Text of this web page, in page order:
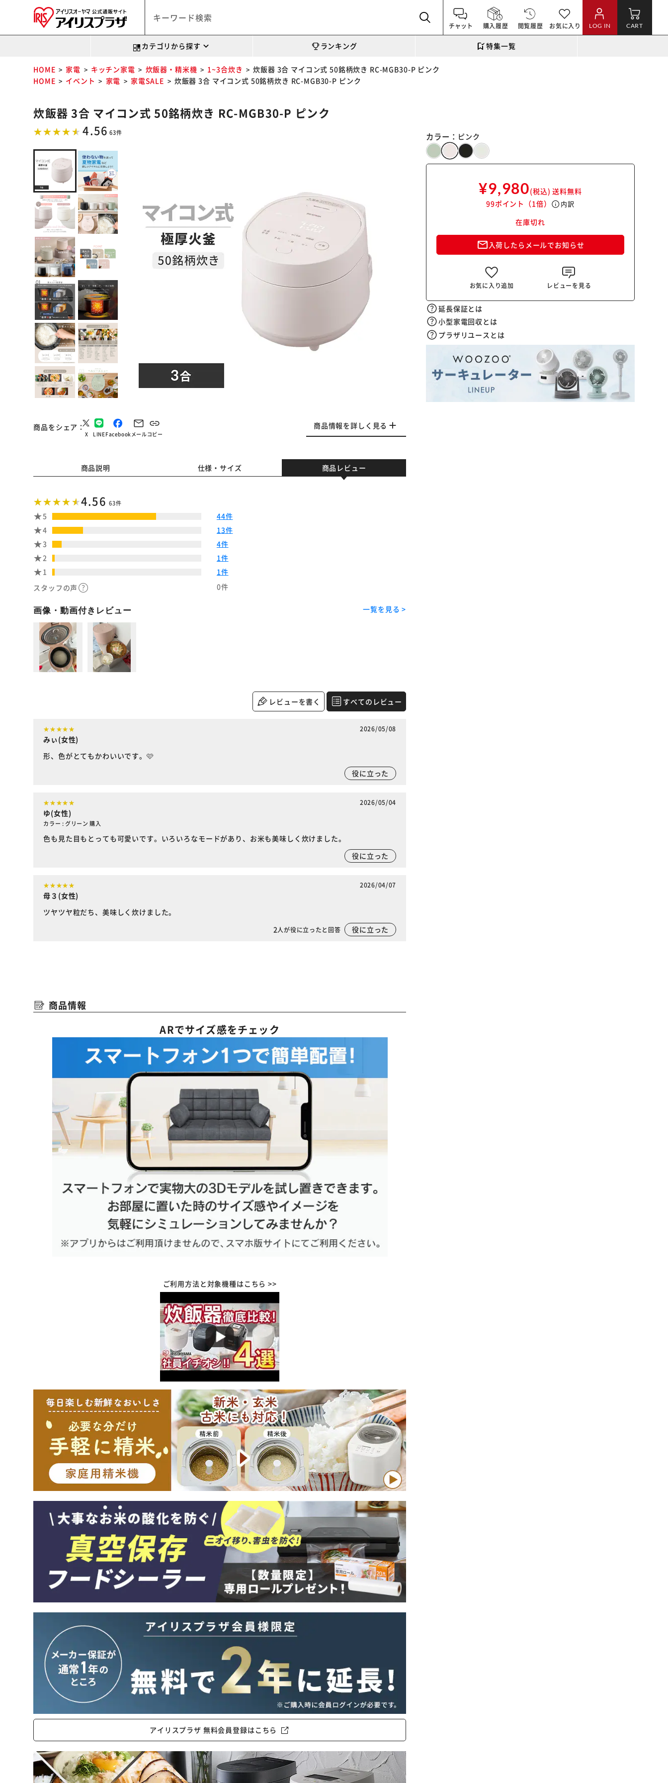
チャット 購入履歴 閲覧履歴 お気に入り LOG IN CART
カテゴリから探す ランキング 特集一覧
HOME 家電 キッチン家電 炊飯器・精米機 1~3合炊き
炊飯器 3合 マイコン式 50銘柄炊き RC-MGB30-P ピンク
HOME
イベント 家電 家電SALE 炊飯器 3合 マイコン式 50銘柄炊き RC-MGB30-P ピンク
炊飯器 3合 マイコン式 50銘柄炊き RC-MGB30-P ピンク
4.56 63件
商品をシェア
X LINEFacebook メールコピー
商品情報を詳しく見る
カラー： ピンク
¥9,980(税込) 送料無料
99ポイント （1倍） info内訳
在庫切れ
mail_outline 入荷したらメールでお知らせ
お気に入り追加 レビューを見る
延長保証とは
小型家電回収とは
プラザリユースとは
商品説明 仕様・サイズ 商品レビュー
4.56 63件
5
44件
4
13件
3
4件
2
1件
1
1件
スタッフの声
0件
画像・動画付きレビュー 一覧を見る >
レビューを書く すべてのレビュー
2026/05/08
みぃ(女性)
形、色がとてもかわいいです。🩷
役に立った
2026/05/04
ゆ(女性)
カラー : グリーン 購入
色も見た目もとっても可愛いです。いろいろなモードがあり、お米も美味しく炊けました。
役に立った
2026/04/07
母３(女性)
ツヤツヤ粒だち、美味しく炊けました。
2人が役に立ったと回答 役に立った
商品情報
ARでサイズ感をチェック
ご利用方法と対象機種はこちら >>
アイリスプラザ 無料会員登録はこちら
※ご確認ください
カートに入れる